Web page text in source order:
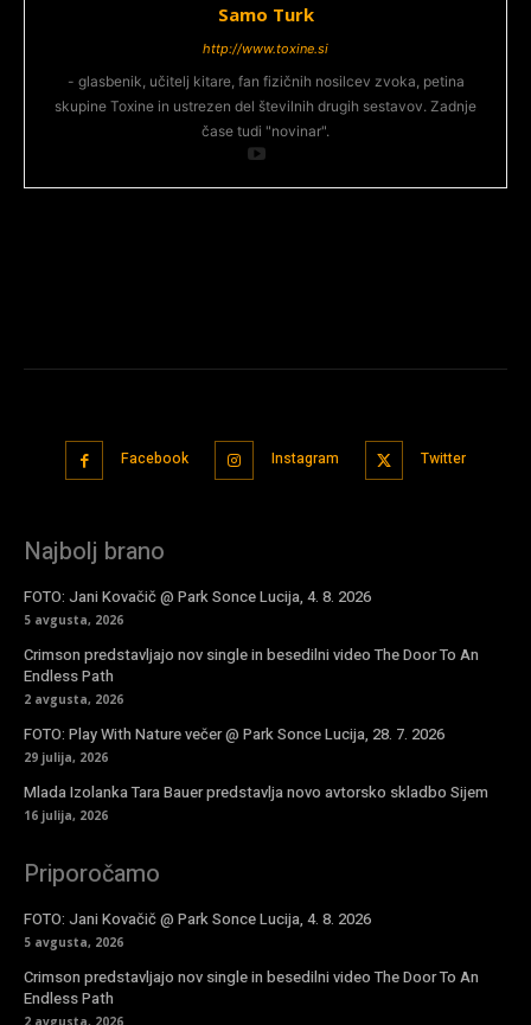
Samo Turk
http://www.toxine.si
- glasbenik, učitelj kitare, fan fizičnih nosilcev zvoka, petina
skupine Toxine in ustrezen del številnih drugih sestavov. Zadnje
čase tudi "novinar".
Facebook Instagram Twitter
Najbolj brano
FOTO: Jani Kovačič @ Park Sonce Lucija, 4. 8. 2026
5 avgusta, 2026
Crimson predstavljajo nov single in besedilni video The Door To An
Endless Path
2 avgusta, 2026
FOTO: Play With Nature večer @ Park Sonce Lucija, 28. 7. 2026
29 julija, 2026
Mlada Izolanka Tara Bauer predstavlja novo avtorsko skladbo Sijem
16 julija, 2026
Priporočamo
FOTO: Jani Kovačič @ Park Sonce Lucija, 4. 8. 2026
5 avgusta, 2026
Crimson predstavljajo nov single in besedilni video The Door To An
Endless Path
2 avgusta, 2026